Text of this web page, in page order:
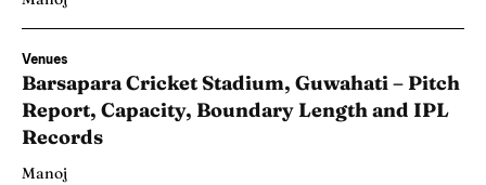
Venues
Barsapara Cricket Stadium, Guwahati – Pitch
Report, Capacity, Boundary Length and IPL
Records
Manoj